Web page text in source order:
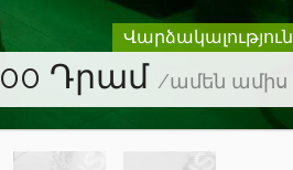
Վարձակալություն
Դրամ /ամեն ամիս